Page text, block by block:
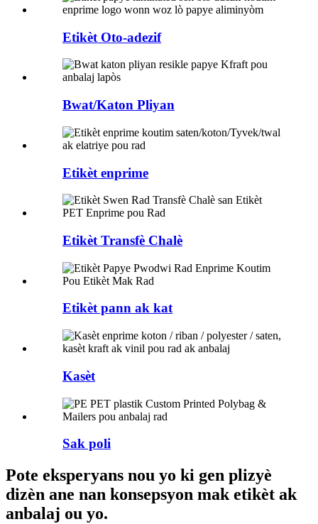
Etikèt Oto-adezif
Bwat/Katon Pliyan
Etikèt enprime
Etikèt Transfè Chalè
Etikèt pann ak kat
Kasèt
Sak poli
Pote eksperyans nou yo ki gen plizyè
dizèn ane nan konsepsyon mak etikèt ak
anbalaj ou yo.